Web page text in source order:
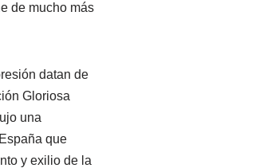
de mucho más
datan de
Gloriosa
una
que
y exilio de la